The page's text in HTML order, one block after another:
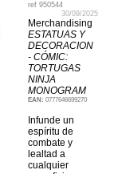
ref 950544
30/09/2025
Merchandising
ESTATUAS Y
DECORACION
- CÓMIC:
TORTUGAS
NINJA
MONOGRAM
EAN: 0777646699270
Infunde un
espíritu de
combate y
lealtad a
cualquier